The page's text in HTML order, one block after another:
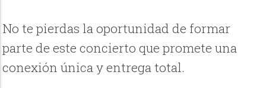
No te pierdas la oportunidad de formar
parte de este concierto que promete una
conexión única y entrega total.